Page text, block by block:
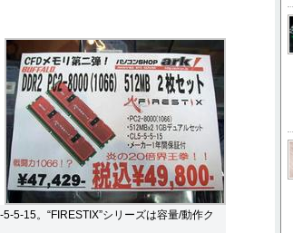
5-15。“FIRESTIX”シリーズは容量/動作ク